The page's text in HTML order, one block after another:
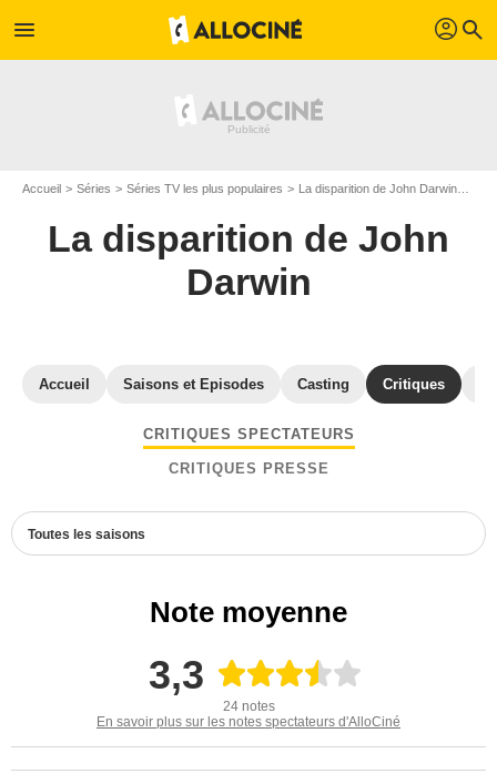
menu profil search
Accueil Séries Séries TV les plus populaires La disparition de John Darwin
La disparition de John
Darwin
Accueil Saisons et Episodes Casting Critiques
CRITIQUES SPECTATEURS
CRITIQUES PRESSE
Toutes les saisons
Note moyenne
3,3
24 notes
En savoir plus sur les notes spectateurs d'AlloCiné